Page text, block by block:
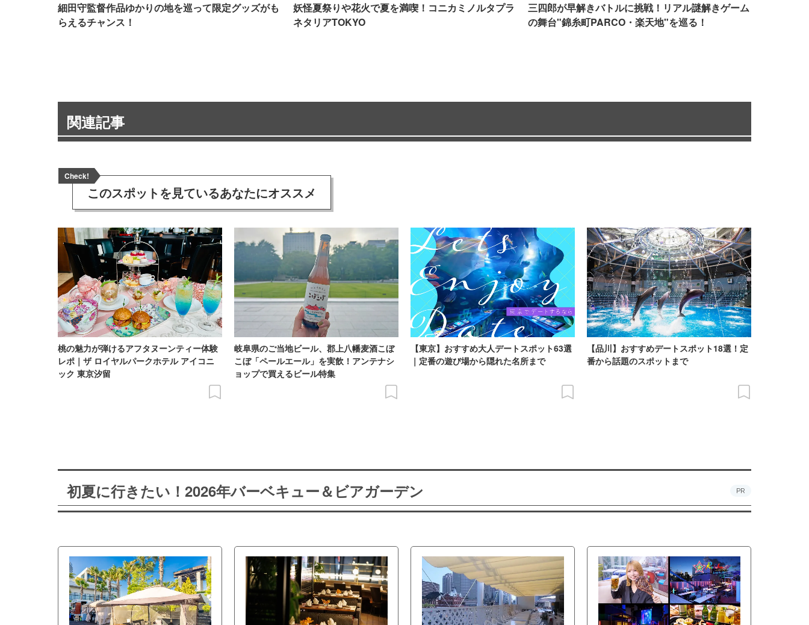
細田守監督作品ゆかりの地を巡って限定グッズがも
らえるチャンス！
妖怪夏祭りや花火で夏を満喫！コニカミノルタプラ
ネタリアTOKYO
三四郎が早解きバトルに挑戦！リアル謎解きゲーム
の舞台"錦糸町PARCO・楽天地"を巡る！
関連記事
Check!
このスポットを見ているあなたにオススメ
桃の魅力が弾けるアフタヌーンティー体験
レポ｜ザ ロイヤルパークホテル アイコニ
ック 東京汐留
岐阜県のご当地ビール、郡上八幡麦酒こぼ
こぼ「ペールエール」を実飲！アンテナシ
ョップで買えるビール特集
【東京】おすすめ大人デートスポット63選
｜定番の遊び場から隠れた名所まで
【品川】おすすめデートスポット18選！定
番から話題のスポットまで
初夏に行きたい！2026年バーベキュー＆ビアガーデン PR